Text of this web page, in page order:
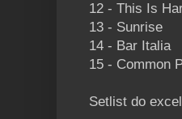
12 - This Is
13 - Sunrise
14 - Bar Italia
15 - Common
Setlist do